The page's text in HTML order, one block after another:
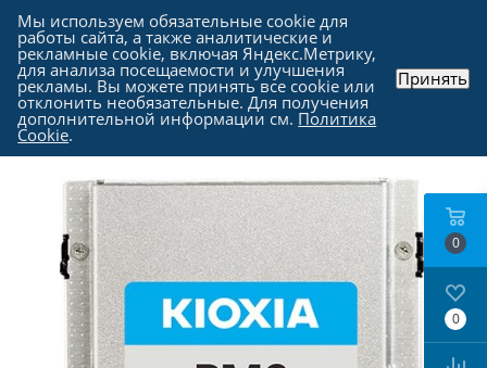
Каталог - Комплектующие для компьютера
SSD накопители SATA | mSATA | PCI-E
0
0
Мы используем обязательные cookie для
работы сайта, а также аналитические и
рекламные cookie, включая Яндекс.Метрику,
для анализа посещаемости и улучшения
рекламы. Вы можете принять все cookie или
отклонить необязательные. Для получения
дополнительной информации см. Политика
Cookie.
Принять